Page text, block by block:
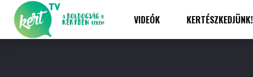
VIDEÓK KERTÉSZKEDJÜNK!